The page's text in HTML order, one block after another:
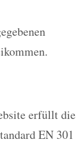
erfüllt die
EN 301